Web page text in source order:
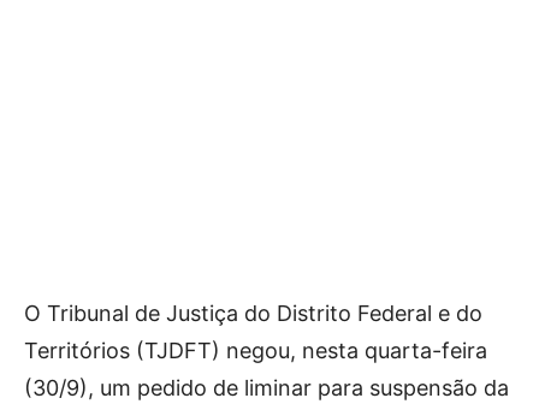
O Tribunal de Justiça do Distrito Federal e do
Territórios (TJDFT) negou, nesta quarta-feira
(30/9), um pedido de liminar para suspensão da